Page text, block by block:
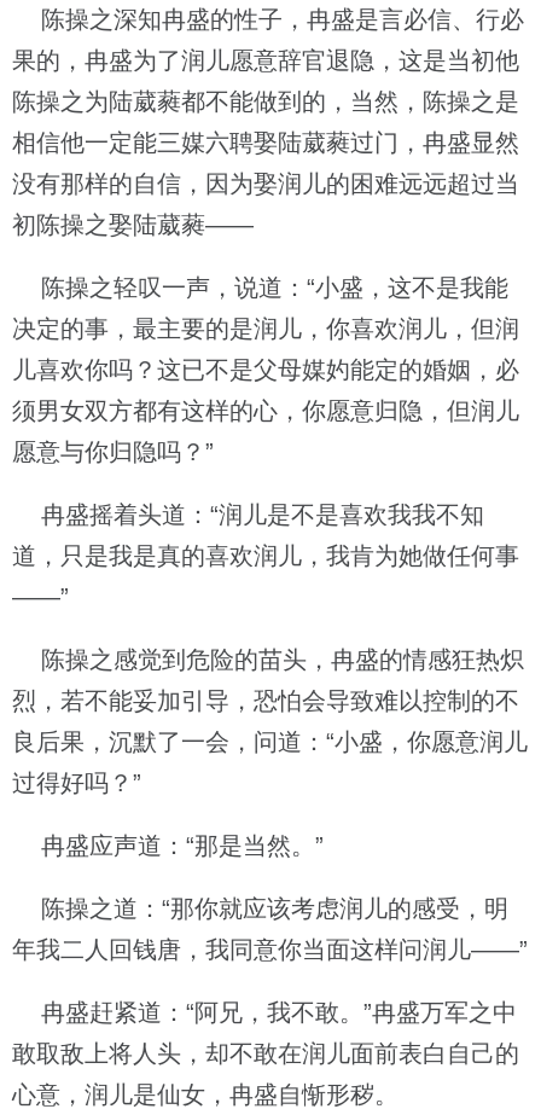
陈操之深知冉盛的性子，冉盛是言必信、行必
果的，冉盛为了润儿愿意辞官退隐，这是当初他
陈操之为陆葳蕤都不能做到的，当然，陈操之是
相信他一定能三媒六聘娶陆葳蕤过门，冉盛显然
没有那样的自信，因为娶润儿的困难远远超过当
初陈操之娶陆葳蕤——
陈操之轻叹一声，说道：“小盛，这不是我能
决定的事，最主要的是润儿，你喜欢润儿，但润
儿喜欢你吗？这已不是父母媒妁能定的婚姻，必
须男女双方都有这样的心，你愿意归隐，但润儿
愿意与你归隐吗？”
冉盛摇着头道：“润儿是不是喜欢我我不知
道，只是我是真的喜欢润儿，我肯为她做任何事
——”
陈操之感觉到危险的苗头，冉盛的情感狂热炽
烈，若不能妥加引导，恐怕会导致难以控制的不
良后果，沉默了一会，问道：“小盛，你愿意润儿
过得好吗？”
冉盛应声道：“那是当然。”
陈操之道：“那你就应该考虑润儿的感受，明
年我二人回钱唐，我同意你当面这样问润儿——”
冉盛赶紧道：“阿兄，我不敢。”冉盛万军之中
敢取敌上将人头，却不敢在润儿面前表白自己的
心意，润儿是仙女，冉盛自惭形秽。